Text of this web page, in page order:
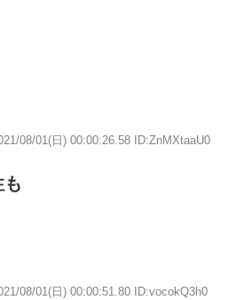
08/01(日) 00:00:26.58 ID:ZnMXtaaU0
08/01(日) 00:00:51.80 ID:vocokQ3h0